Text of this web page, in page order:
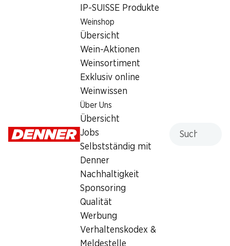
IP-SUISSE Produkte
Weinshop
Übersicht
Wein-Aktionen
Weinsortiment
Exklusiv online
Weinwissen
Über Uns
Übersicht
Jobs
Selbstständig mit
Denner
Nachhaltigkeit
Sponsoring
Qualität
Werbung
Verhaltenskodex &
Meldestelle
Cynar Bitter
1027361
Bleiben Sie mit dem Denner Newsletter immer auf dem
neusten Stand. Melden Sie sich jetzt an!